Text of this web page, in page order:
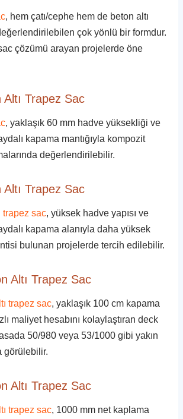
, hem çatı/cephe hem de beton altı
çok yönlü bir formdur.
çözümü arayan projelerde öne
Trapez Sac
, yaklaşık 60 mm hadve yüksekliği ve
kapama mantığıyla kompozit
değerlendirilebilir.
Trapez Sac
trapez sac, yüksek hadve yapısı ve
kapama alanıyla daha yüksek
bulunan projelerde tercih edilebilir.
Altı Trapez Sac
trapez sac, yaklaşık 100 cm kapama
maliyet hesabını kolaylaştıran deck
50/980 veya 53/1000 gibi yakın
görülebilir.
Altı Trapez Sac
trapez sac, 1000 mm net kaplama